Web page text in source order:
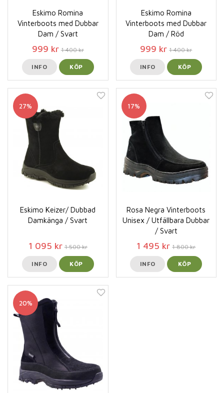
Eskimo Romina
Vinterboots med Dubbar
Dam / Svart
999 kr 1 400 kr
INFO KÖP
Eskimo Romina
Vinterboots med Dubbar
Dam / Röd
999 kr 1 400 kr
INFO KÖP
27%
Eskimo Keizer/ Dubbad
Damkänga / Svart
1 095 kr 1 500 kr
INFO KÖP
17%
Rosa Negra Vinterboots
Unisex / Utfällbara Dubbar
/ Svart
1 495 kr 1 800 kr
INFO KÖP
20%